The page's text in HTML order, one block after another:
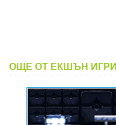
ОЩЕ ОТ ЕКШЪН ИГРИ